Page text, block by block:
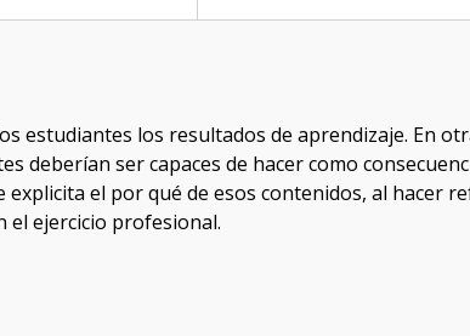
estudiantes los resultados de aprendizaje. En
deberían ser capaces de hacer como
el por qué de esos contenidos, al hacer
el ejercicio profesional.